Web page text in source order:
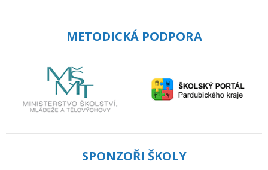
METODICKÁ PODPORA
SPONZOŘI ŠKOLY